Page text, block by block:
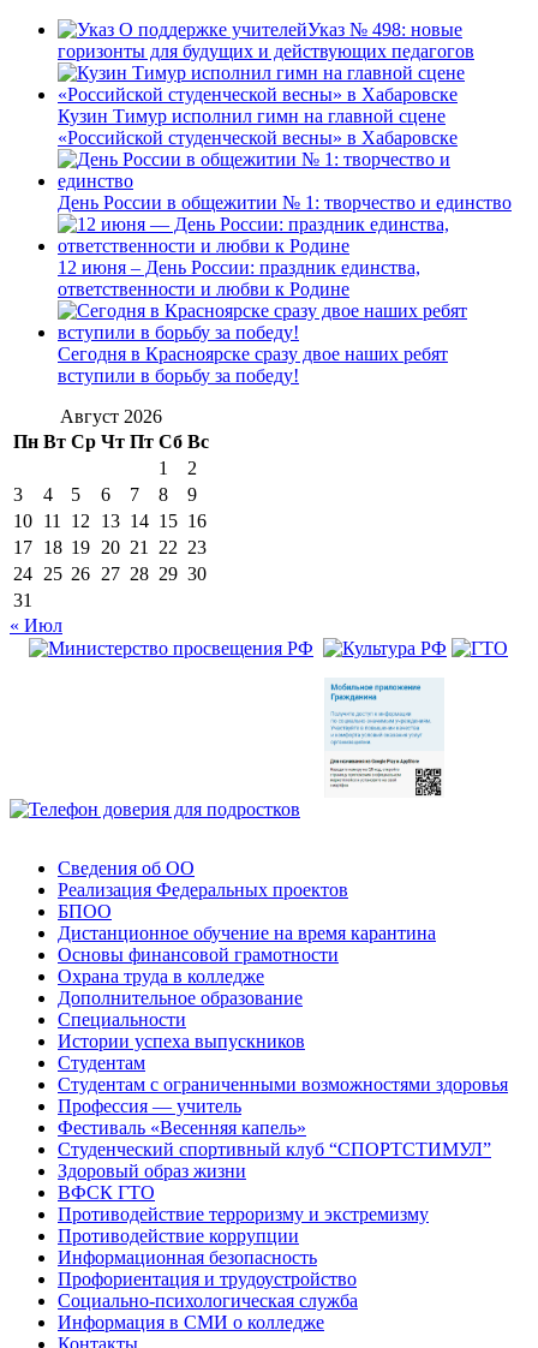
Указ № 498: новые
горизонты для будущих и действующих педагогов
Кузин Тимур исполнил гимн на главной сцене
«Российской студенческой весны» в Хабаровске
День России в общежитии № 1: творчество и единство
12 июня – День России: праздник единства,
ответственности и любви к Родине
Сегодня в Красноярске сразу двое наших ребят
вступили в борьбу за победу!
Август 2026
Пн Вт Ср Чт Пт Сб Вс
1
2
3
4 5 6 7 8
9
10 11 12 13 14 15 16
17 18 19 20 21 22 23
24 25 26 27 28 29 30
31
« Июл
Сведения об ОО
Реализация Федеральных проектов
БПОО
Дистанционное обучение на время карантина
Основы финансовой грамотности
Охрана труда в колледже
Дополнительное образование
Специальности
Истории успеха выпускников
Студентам
Студентам с ограниченными возможностями здоровья
Профессия — учитель
Фестиваль «Весенняя капель»
Студенческий спортивный клуб “СПОРТСТИМУЛ”
Здоровый образ жизни
ВФСК ГТО
Противодействие терроризму и экстремизму
Противодействие коррупции
Информационная безопасность
Профориентация и трудоустройство
Социально-психологическая служба
Информация в СМИ о колледже
Контакты